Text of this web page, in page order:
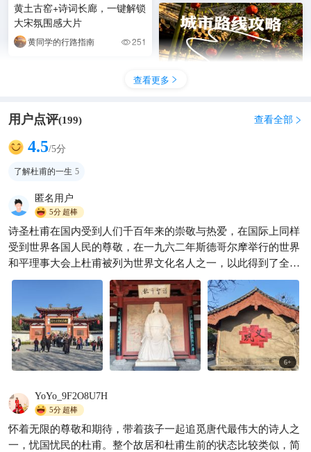
黄土古窑+诗词长廊，一键解锁
大宋氛围感大片
黄同学的行路指南 251
查看更多 
用户点评(199) 查看全部 
4.5/5分
了解杜甫的一生 5
匿名用户
5分超棒
诗圣杜甫在国内受到人们千百年来的崇敬与热爱，在国际上同样
受到世界各国人民的尊敬，在一九六二年斯德哥尔摩举行的世界
和平理事大会上杜甫被列为世界文化名人之一，以此得到了全世
界人民的纪念。诗人的一生忧国忧民，他的爱国精神和关怀人民
的真挚感情为我们后人所推崇，而他留下的优秀诗篇更是让人们
世代传颂。
6+
YoYo_9F2O8U7H
5分超棒
怀着无限的尊敬和期待，带着孩子一起追觅唐代最伟大的诗人之
一，忧国忧民的杜甫。整个故居和杜甫生前的状态比较类似，简